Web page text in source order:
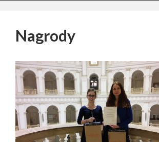
Nagrody